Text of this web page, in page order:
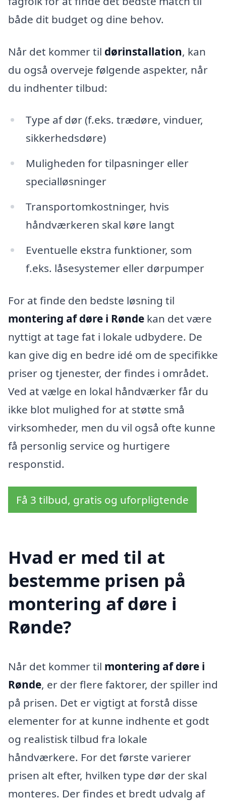
både dit budget og dine behov.
Når det kommer til dørinstallation, kan
du også overveje følgende aspekter, når
du indhenter tilbud:
Type af dør (f.eks. trædøre, vinduer,
sikkerhedsdøre)
Muligheden for tilpasninger eller
specialløsninger
Transportomkostninger, hvis
håndværkeren skal køre langt
Eventuelle ekstra funktioner, som
f.eks. låsesystemer eller dørpumper
For at finde den bedste løsning til
montering af døre i Rønde kan det være
nyttigt at tage fat i lokale udbydere. De
kan give dig en bedre idé om de specifikke
priser og tjenester, der findes i området.
Ved at vælge en lokal håndværker får du
ikke blot mulighed for at støtte små
virksomheder, men du vil også ofte kunne
få personlig service og hurtigere
responstid.
Få 3 tilbud, gratis og uforpligtende
Hvad er med til at
bestemme prisen på
montering af døre i
Rønde?
Når det kommer til montering af døre i
Rønde, er der flere faktorer, der spiller ind
på prisen. Det er vigtigt at forstå disse
elementer for at kunne indhente et godt
og realistisk tilbud fra lokale
håndværkere. For det første varierer
prisen alt efter, hvilken type dør der skal
monteres. Der findes et bredt udvalg af